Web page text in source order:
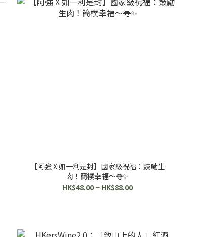
【阿強 X 如一利是封】國家級祝福：鼓勵生
肉！簡樸幸福～👅✨
HK$48.00 ~ HK$88.00